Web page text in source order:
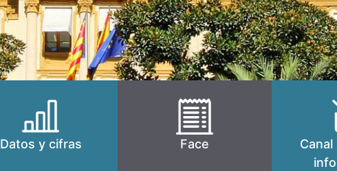
Datos y cifras Face